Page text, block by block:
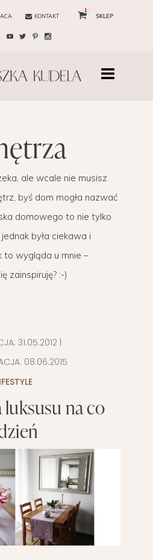
KONTAKT
1
SKLEP
ale wcale nie musisz
byś dom mogła nazwać
domowego to nie tylko
była ciekawa i
to wygląda u mnie –
zainspiruję? :-)
31.05.2012|
08.06.2015
na co